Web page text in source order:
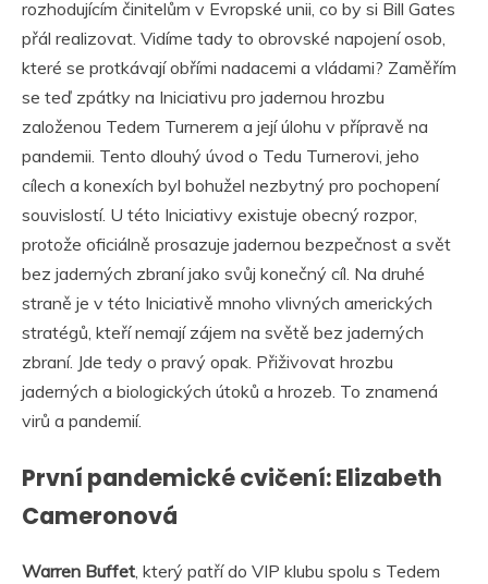
rozhodujícím činitelům v Evropské unii, co by si Bill Gates
přál realizovat. Vidíme tady to obrovské napojení osob,
které se protkávají obřími nadacemi a vládami? Zaměřím
se teď zpátky na Iniciativu pro jadernou hrozbu
založenou Tedem Turnerem a její úlohu v přípravě na
pandemii. Tento dlouhý úvod o Tedu Turnerovi, jeho
cílech a konexích byl bohužel nezbytný pro pochopení
souvislostí. U této Iniciativy existuje obecný rozpor,
protože oficiálně prosazuje jadernou bezpečnost a svět
bez jaderných zbraní jako svůj konečný cíl. Na druhé
straně je v této Iniciativě mnoho vlivných amerických
stratégů, kteří nemají zájem na světě bez jaderných
zbraní. Jde tedy o pravý opak. Přiživovat hrozbu
jaderných a biologických útoků a hrozeb. To znamená
virů a pandemií.
První pandemické cvičení: Elizabeth
Cameronová
Warren Buffet, který patří do VIP klubu spolu s Tedem